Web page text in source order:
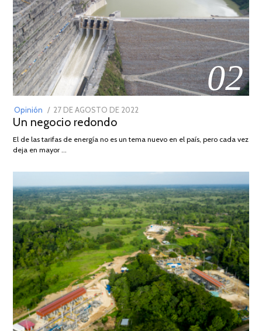
02
Opinión
POSTED
ON
27 DE AGOSTO DE 2022
DE
Un negocio redondo
El de las tarifas de energía no es un tema nuevo en el país, pero cada vez
deja en mayor …